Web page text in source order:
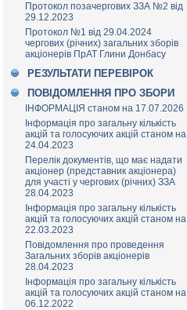
Протокол позачергових ЗЗА №2 від
29.12.2023
Протокол №1 від 29.04.2024
чергових (річних) загальних зборів
акціонерів ПрАТ Глини Донбасу
РЕЗУЛЬТАТИ ПЕРЕВІРОК
ПОВІДОМЛЕННЯ ПРО ЗБОРИ
ІНФОРМАЦІЯ станом на 17.07.2026
Інформація про загальну кількість
акцій та голосуючих акцій станом на
24.04.2023
Перелік документів, що має надати
акціонер (представник акціонера)
для участі у чергових (річних) ЗЗА
28.04.2023
Інформація про загальну кількість
акцій та голосуючих акцій станом на
22.03.2023
Повідомлення про проведення
Загальних зборів акціонерів
28.04.2023
Інформація про загальну кількість
акцій та голосуючих акцій станом на
06.12.2022